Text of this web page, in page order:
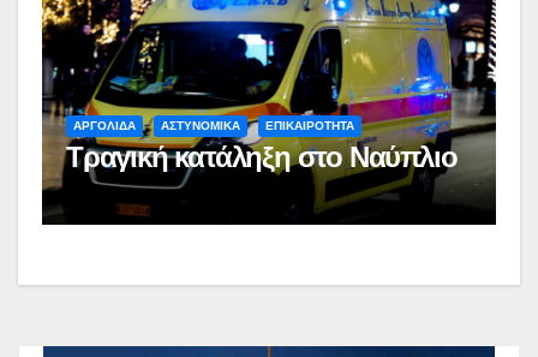
ΑΡΓΟΛΙΔΑ ΑΣΤΥΝΟΜΙΚΑ ΕΠΙΚΑΙΡΟΤΗΤΑ
Τραγική κατάληξη στο Ναύπλιο